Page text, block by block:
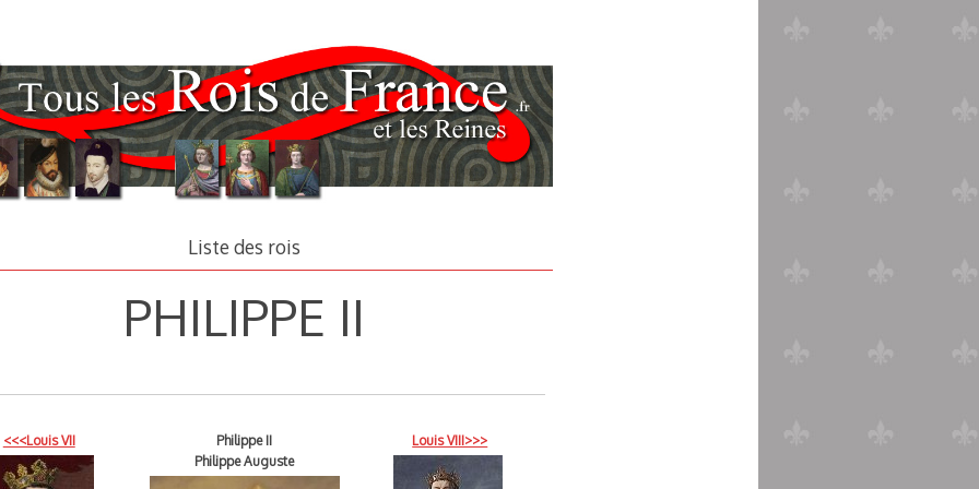
Liste des rois
PHILIPPE II
<<<Louis VII
Philippe II
Philippe Auguste
Louis VIII>>>